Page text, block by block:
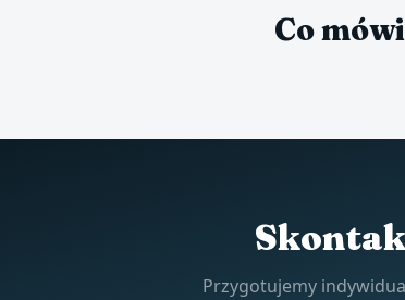
Co
Przygotujemy